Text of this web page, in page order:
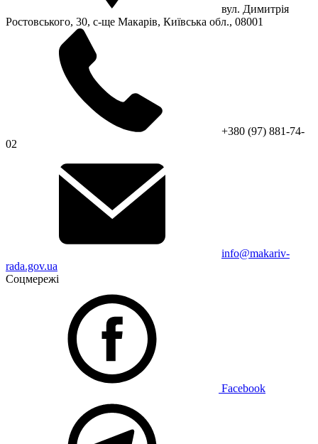
вул. Димитрія
Ростовського, 30, с-ще Макарів, Київська обл., 08001
+380 (97) 881-74-
02
info@makariv-
rada.gov.ua
Соцмережі
Facebook